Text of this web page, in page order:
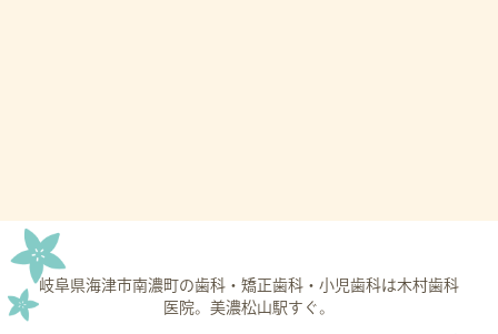
岐阜県海津市南濃町の歯科・矯正歯科・小児歯科は木村歯科
医院。美濃松山駅すぐ。